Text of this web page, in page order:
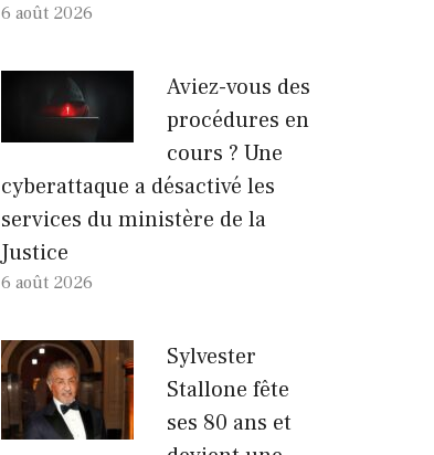
6 août 2026
Aviez-vous des
procédures en
cours ? Une
cyberattaque a désactivé les
services du ministère de la
Justice
6 août 2026
Sylvester
Stallone fête
ses 80 ans et